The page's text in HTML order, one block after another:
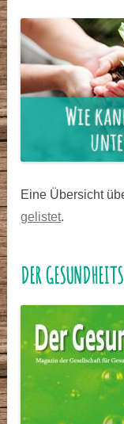
Eine Übersicht
gelistet.
DER